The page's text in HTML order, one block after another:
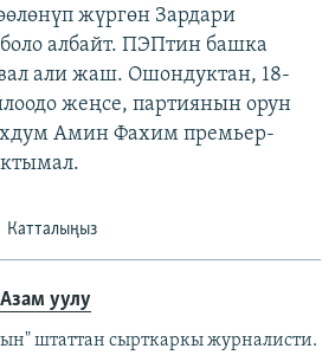
жүргөн Зардари
албайт. ПЭПтин башка
али жаш. Ошондуктан, 18-
жеңсе, партиянын орун
Амин Фахим премьер-
Катталыңыз
уулу
штаттан сырткаркы журналисти.